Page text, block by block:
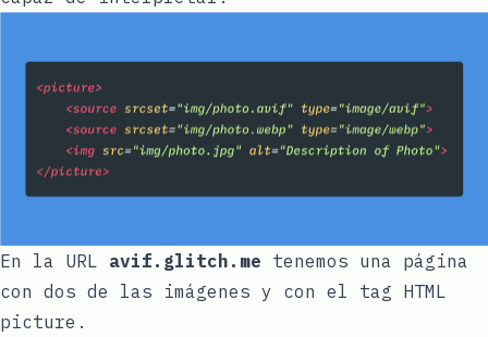
En la URL avif.glitch.me tenemos una página
con dos de las imágenes y con el tag HTML
picture .